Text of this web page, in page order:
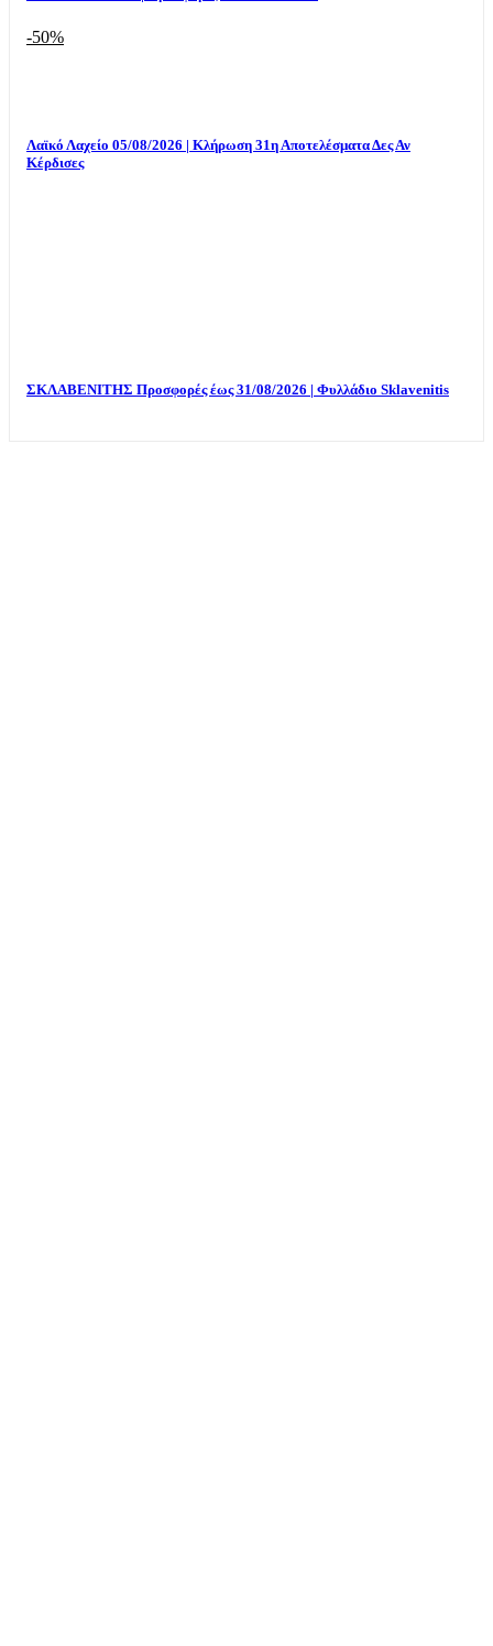
-50%
Λαϊκό Λαχείο 05/08/2026 | Κλήρωση 31η Αποτελέσματα Δες Αν
Κέρδισες
ΣΚΛΑΒΕΝΙΤΗΣ Προσφορές έως 31/08/2026 | Φυλλάδιο Sklavenitis